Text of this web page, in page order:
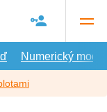
Numerický model